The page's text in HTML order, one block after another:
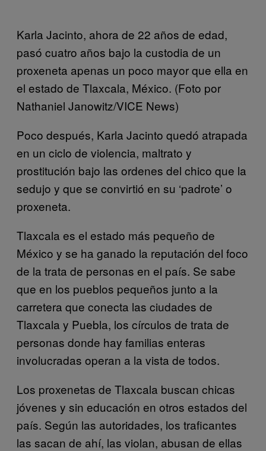
Karla Jacinto, ahora de 22 años de edad,
pasó cuatro años bajo la custodia de un
proxeneta apenas un poco mayor que ella en
el estado de Tlaxcala, México. (Foto por
Nathaniel Janowitz/VICE News)
Poco después, Karla Jacinto quedó atrapada
en un ciclo de violencia, maltrato y
prostitución bajo las ordenes del chico que la
sedujo y que se convirtió en su ‘padrote’ o
proxeneta.
Tlaxcala es el estado más pequeño de
México y se ha ganado la reputación del foco
de la trata de personas en el país. Se sabe
que en los pueblos pequeños junto a la
carretera que conecta las ciudades de
Tlaxcala y Puebla, los círculos de trata de
personas donde hay familias enteras
involucradas operan a la vista de todos.
Los proxenetas de Tlaxcala buscan chicas
jóvenes y sin educación en otros estados del
país. Según las autoridades, los traficantes
las sacan de ahí, las violan, abusan de ellas